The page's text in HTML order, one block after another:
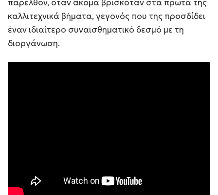
παρελθόν, όταν ακόμα βρισκόταν στα πρώτα της
καλλιτεχνικά βήματα, γεγονός που της προσδίδει
έναν ιδιαίτερο συναισθηματικό δεσμό με τη
διοργάνωση.